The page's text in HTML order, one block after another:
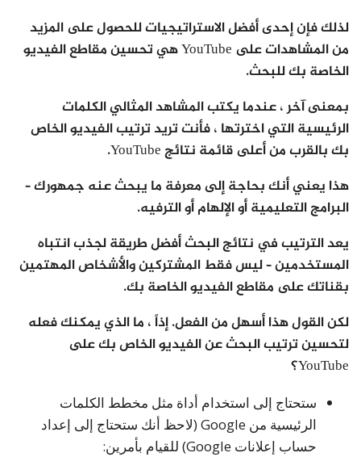
لذلك فإن إحدى أفضل الاستراتيجيات للحصول على المزيد
من المشاهدات على YouTube هي تحسين مقاطع الفيديو
الخاصة بك للبحث.
بمعنى آخر ، عندما يكتب المشاهد المثالي الكلمات
الرئيسية التي اخترتها ، فأنت تريد ترتيب الفيديو الخاص
بك بالقرب من أعلى قائمة نتائج YouTube.
هذا يعني أنك بحاجة إلى معرفة ما يبحث عنه جمهورك –
البرامج التعليمية أو الإلهام أو الترفيه.
يعد الترتيب في نتائج البحث أفضل طريقة لجذب انتباه
المستخدمين – ليس فقط المشتركين والأشخاص المهتمين
بقناتك على مقاطع الفيديو الخاصة بك.
لكن القول هذا أسهل من الفعل. إذاً ، ما الذي يمكنك فعله
لتحسين ترتيب البحث عن الفيديو الخاص بك على
YouTube؟
ستحتاج إلى استخدام أداة مثل مخطط الكلمات
الرئيسية من Google (لاحظ أنك ستحتاج إلى إعداد
حساب إعلانات Google) للقيام بأمرين: